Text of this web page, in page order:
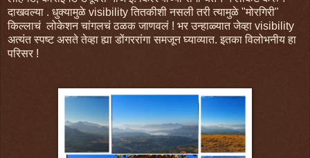
दाखवल्या . धुक्यामुळे visibility तितकीशी नसली तरी त्यामुळे "मोरगिरी"
किल्लाचं लोकेशन चांगलचं ठळक जाणवलं ! भर उन्हाळ्यात जेव्हा visibility
अत्यंत स्पष्ट असते तेव्हा ह्या डोंगररांगा समजून घ्याव्यात. इतका विलोभनीय हा
परिसर !